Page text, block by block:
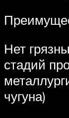
Нет
стадий
чугуна)